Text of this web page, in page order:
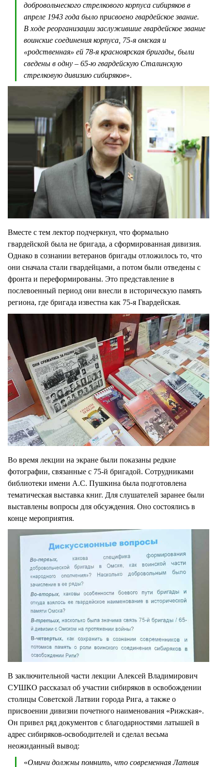
добровольческого стрелкового корпуса сибиряков в
апреле 1943 года было присвоено гвардейское звание.
В ходе реорганизации заслужившие гвардейское звание
воинские соединения корпуса, 75-я омская и
«родственная» ей 78-я красноярская бригады, были
сведены в одну – 65-ю гвардейскую Сталинскую
стрелковую дивизию сибиряков».
Вместе с тем лектор подчеркнул, что формально
гвардейской была не бригада, а сформированная дивизия.
Однако в сознании ветеранов бригады отложилось то, что
они сначала стали гвардейцами, а потом были отведены с
фронта и переформированы. Это представление в
послевоенный период они внесли в историческую память
региона, где бригада известна как 75-я Гвардейская.
Во время лекции на экране были показаны редкие
фотографии, связанные с 75-й бригадой. Сотрудниками
библиотеки имени А.С. Пушкина была подготовлена
тематическая выставка книг. Для слушателей заранее были
выставлены вопросы для обсуждения. Оно состоялись в
конце мероприятия.
В заключительной части лекции Алексей Владимирович
СУШКО рассказал об участии сибиряков в освобождении
столицы Советской Латвии города Рига, а также о
присвоении дивизии почетного наименования «Рижская».
Он привел ряд документов с благодарностями латышей в
адрес сибиряков-освободителей и сделал весьма
неожиданный вывод:
«Омичи должны помнить, что современная Латвия